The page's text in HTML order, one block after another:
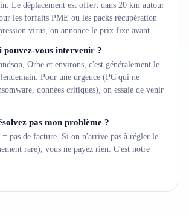
Le déplacement est offert dans 20 km autour
les forfaits PME ou les packs récupération
virus, on annonce le prix fixe avant.
pouvez-vous intervenir ?
Orbe et environs, c'est généralement le
Pour une urgence (PC qui ne
données critiques), on essaie de venir
pas mon problème ?
= pas de facture. Si on n'arrive pas à régler le
rare), vous ne payez rien. C'est notre